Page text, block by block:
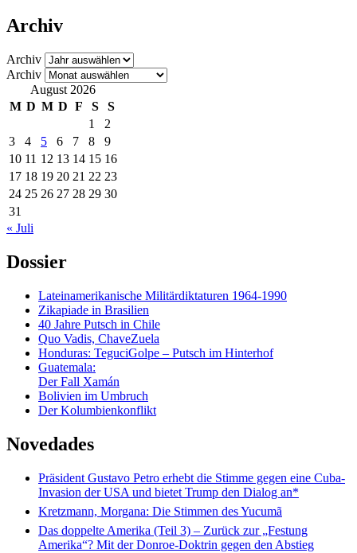
Archiv
Archiv
Archiv
August 2026
M D M D F S
S
1
2
3
4 5 6 7 8
9
10 11 12 13 14 15 16
17 18 19 20 21 22 23
24 25 26 27 28 29 30
31
« Juli
Dossier
Lateinamerikanische Militärdiktaturen 1964-1990
Zikapiade in Brasilien
40 Jahre Putsch in Chile
Quo Vadis, ChaveZuela
Honduras: TeguciGolpe – Putsch im Hinterhof
Guatemala:
Der Fall Xamán
Bolivien im Umbruch
Der Kolumbienkonflikt
Novedades
Präsident Gustavo Petro erhebt die Stimme gegen eine Cuba-
Invasion der USA und bietet Trump den Dialog an*
Kretzmann, Morgana: Die Stimmen des Yucumã
Das doppelte Amerika (Teil 3) – Zurück zur „Festung
Amerika“? Mit der Donroe-Doktrin gegen den Abstieg